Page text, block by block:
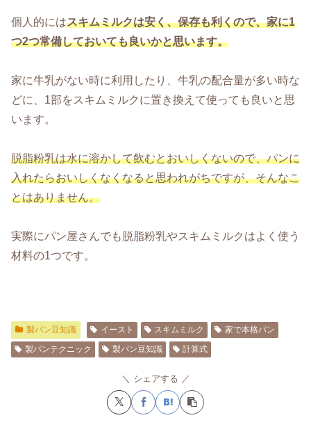
個人的にはスキムミルクは安く、保存も利くので、家に1
つ2つ常備しておいても良いかと思います。
家に牛乳がない時に利用したり、牛乳の配合量が多い時な
どに、1部をスキムミルクに置き換えて使っても良いと思
います。
脱脂粉乳は水に溶かして飲むとおいしくないので、パンに
入れたらおいしくなくなると思われがちですが、そんなこ
とはありません。
実際にパン屋さんでも脱脂粉乳やスキムミルクはよく使う
材料の1つです。
製パン豆知識 イースト スキムミルク
家で本格パン
製パンテクニック
製パン豆知識 計算式
シェアする